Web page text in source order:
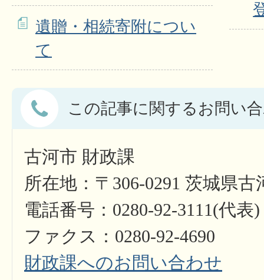
遺贈・相続寄附につい
て
この記事に関するお問い
古河市 財政課
所在地：〒306-0291 茨城県
電話番号：0280-92-3111(代表)
ファクス：0280-92-4690
財政課へのお問い合わせ